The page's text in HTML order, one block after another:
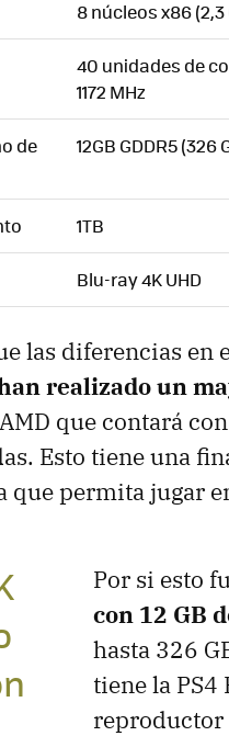
8 núcleos x86 (2,3
40 unidades de
1172 MHz
de
12GB GDDR5 (326
1TB
Blu-ray 4K UHD
las diferencias en
realizado un
que contará
Esto tiene una
que permita jugar
Por si esto
con 12 GB
hasta 326
tiene la PS4
reproductor